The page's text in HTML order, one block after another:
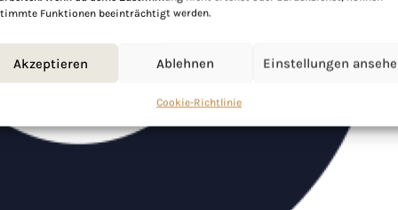
Funktionen beeinträchtigt werden.
Akzeptieren Ablehnen Einstellungen
Cookie-Richtlinie